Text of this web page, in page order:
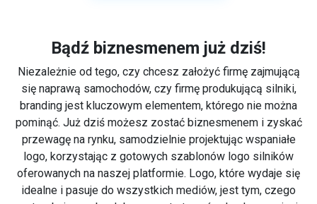
Bądź biznesmenem już dziś!
Niezależnie od tego, czy chcesz założyć firmę zajmującą
się naprawą samochodów, czy firmę produkującą silniki,
branding jest kluczowym elementem, którego nie można
pominąć. Już dziś możesz zostać biznesmenem i zyskać
przewagę na rynku, samodzielnie projektując wspaniałe
logo, korzystając z gotowych szablonów logo silników
oferowanych na naszej platformie. Logo, które wydaje się
idealne i pasuje do wszystkich mediów, jest tym, czego